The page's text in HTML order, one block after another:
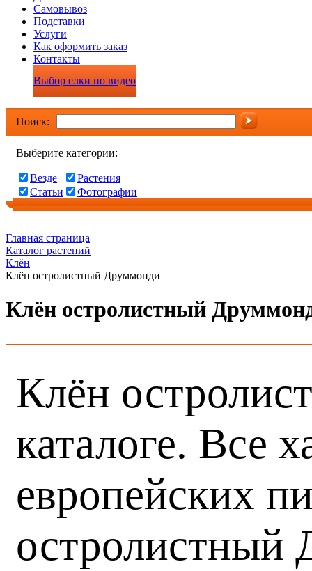
Самовывоз
Подставки
Услуги
Как оформить заказ
Контакты
Выбор елки по видео
Поиск:
Выберите категории:
Везде
Растения
Статьи
Фотографии
Главная страница
Каталог растений
Клён
Клён остролистный Друммонди
Клён остролистный
Клён
каталоге. Все
европейских
остролистный